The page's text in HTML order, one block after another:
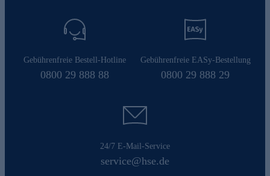
Gebührenfreie Bestell-Hotline
0800 29 888 88
Gebührenfreie EASy-Bestellung
0800 29 888 29
24/7 E-Mail-Service
service@hse.de